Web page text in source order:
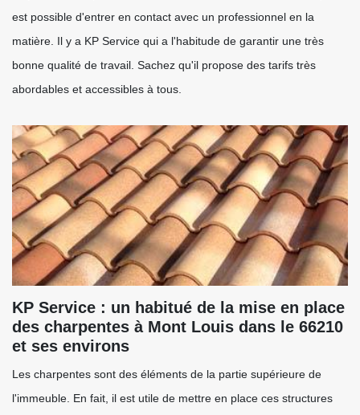
est possible d'entrer en contact avec un professionnel en la
matière. Il y a KP Service qui a l'habitude de garantir une très
bonne qualité de travail. Sachez qu'il propose des tarifs très
abordables et accessibles à tous.
KP Service : un habitué de la mise en place
des charpentes à Mont Louis dans le 66210
et ses environs
Les charpentes sont des éléments de la partie supérieure de
l'immeuble. En fait, il est utile de mettre en place ces structures